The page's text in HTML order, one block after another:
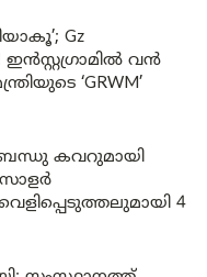
Gz
വൻ
‘GRWM’
കവറുമായി
4